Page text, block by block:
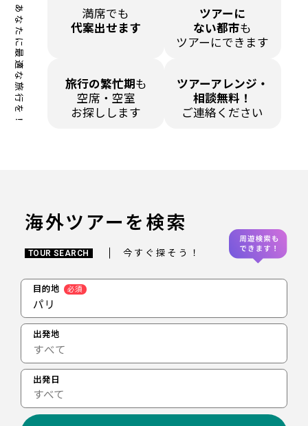
あなたに最適な旅行を！
満席でも
代案出せます
ツアーに
ない都市も
ツアーにできます
旅行の繁忙期 も
空席・空室
お探しします
ツアーアレンジ・
相談無料！
ご連絡ください
海外ツアーを検索
TOUR SEARCH 今すぐ探そう！
目的地 必須
パリ
出発地
出発日
すべて